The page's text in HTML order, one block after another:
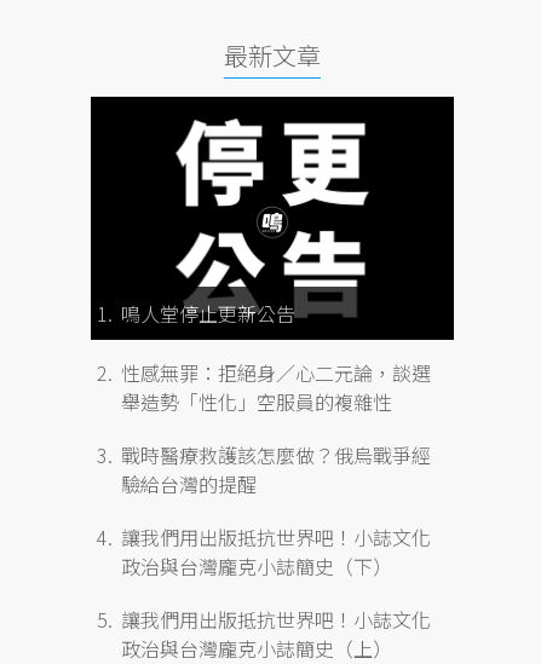
最新文章
鳴人堂停止更新公告
性感無罪：拒絕身／心二元論，談選
舉造勢「性化」空服員的複雜性
戰時醫療救護該怎麼做？俄烏戰爭經
驗給台灣的提醒
讓我們用出版抵抗世界吧！小誌文化
政治與台灣龐克小誌簡史（下）
讓我們用出版抵抗世界吧！小誌文化
政治與台灣龐克小誌簡史（上）